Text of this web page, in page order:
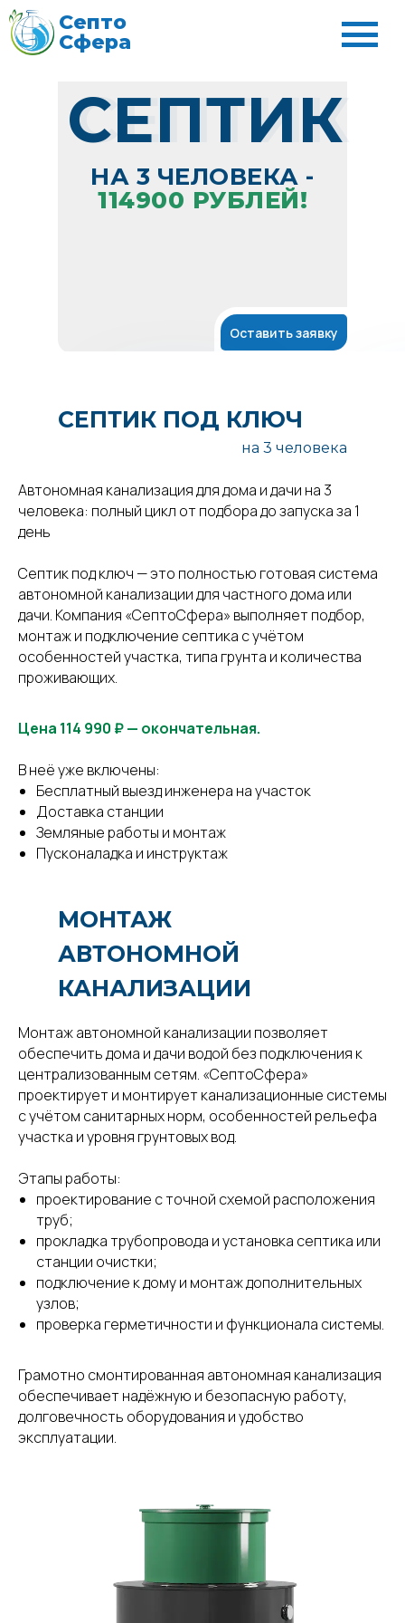
Септо
Сфера
СЕПТИК
СЕПТИК
НА 3 ЧЕЛОВЕКА -
114900 РУБЛЕЙ!
Оставить заявку
Бесплатная доставка
Бесплатный выезд и
расчёт – примем
решение по
СЕПТИК ПОД КЛЮЧ
на 3 человека
Автономная канализация для дома и дачи на 3
человека: полный цикл от подбора до запуска за 1
день
Септик под ключ — это полностью готовая система
автономной канализации для частного дома или
дачи. Компания «СептоСфера» выполняет подбор,
монтаж и подключение септика с учётом
особенностей участка, типа грунта и количества
проживающих.
Цена 114 990 ₽ — окончательная.
В неё уже включены:
Бесплатный выезд инженера на участок
Доставка станции
Земляные работы и монтаж
Пусконаладка и инструктаж
МОНТАЖ
АВТОНОМНОЙ
КАНАЛИЗАЦИИ
Монтаж автономной канализации позволяет
обеспечить дома и дачи водой без подключения к
централизованным сетям. «СептоСфера»
проектирует и монтирует канализационные системы
с учётом санитарных норм, особенностей рельефа
участка и уровня грунтовых вод.
Этапы работы:
проектирование с точной схемой расположения
труб;
прокладка трубопровода и установка септика или
станции очистки;
подключение к дому и монтаж дополнительных
узлов;
проверка герметичности и функционала системы.
Грамотно смонтированная автономная канализация
обеспечивает надёжную и безопасную работу,
долговечность оборудования и удобство
эксплуатации.